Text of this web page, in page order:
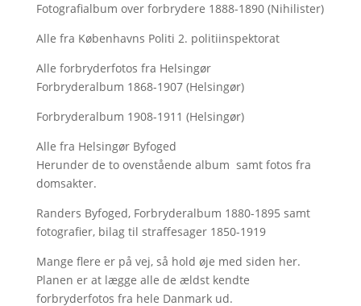
Fotografialbum over forbrydere 1888-1890 (Nihilister)
Alle fra Københavns Politi 2. politiinspektorat
Alle forbryderfotos fra Helsingør
Forbryderalbum 1868-1907 (Helsingør)
Forbryderalbum 1908-1911 (Helsingør)
Alle fra Helsingør Byfoged
Herunder de to ovenstående album samt fotos fra
domsakter.
Randers Byfoged, Forbryderalbum 1880-1895 samt
fotografier, bilag til straffesager 1850-1919
Mange flere er på vej, så hold øje med siden her.
Planen er at lægge alle de ældst kendte
forbryderfotos fra hele Danmark ud.